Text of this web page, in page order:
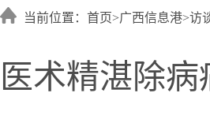
当前位置：首页>广西信息港>访
医术精湛除